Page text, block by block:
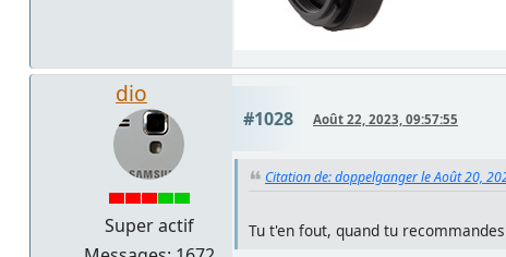
dio
Super actif
#1028 Août 22, 2023, 09:57:55
Citation de: doppelganger le Août 20,
Tu t'en fout, quand tu